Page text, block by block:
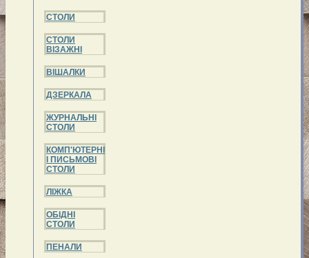
СТОЛИ
СТОЛИ
ВІЗАЖНІ
ВІШАЛКИ
ДЗЕРКАЛА
ЖУРНАЛЬНІ
СТОЛИ
КОМП'ЮТЕРНІ
І ПИСЬМОВІ
СТОЛИ
ЛІЖКА
ОБІДНІ
СТОЛИ
ПЕНАЛИ